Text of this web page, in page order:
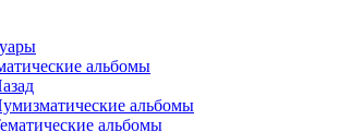
альбомы
альбомы
альбомы